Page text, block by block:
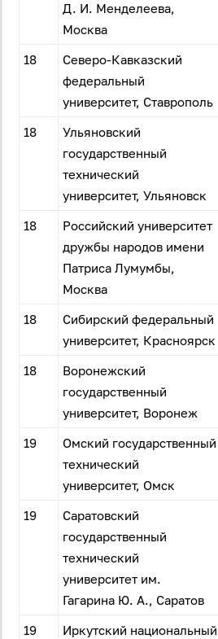
Д. И. Менделеева,
Москва
18
Северо-Кавказский
федеральный
университет, Ставрополь
18
Ульяновский
государственный
технический
университет, Ульяновск
18
Российский университет
дружбы народов имени
Патриса Лумумбы,
Москва
18
Сибирский федеральный
университет, Красноярск
18
Воронежский
государственный
университет, Воронеж
19
Омский государственный
технический
университет, Омск
19
Саратовский
государственный
технический
университет им.
Гагарина Ю. А., Саратов
19
Иркутский национальный